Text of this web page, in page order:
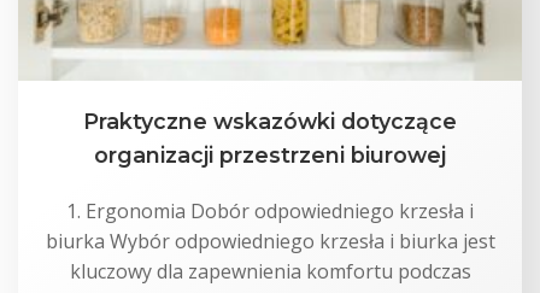
Praktyczne wskazówki dotyczące
organizacji przestrzeni biurowej
1. Ergonomia Dobór odpowiedniego krzesła i
biurka Wybór odpowiedniego krzesła i biurka jest
kluczowy dla zapewnienia komfortu podczas